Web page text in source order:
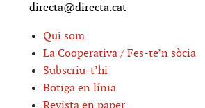
directa@directa.cat
Qui som
La Cooperativa / Fes-te’n sòcia
Subscriu-t’hi
Botiga en línia